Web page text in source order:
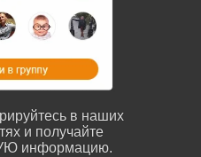
в наших
и получайте
информацию.